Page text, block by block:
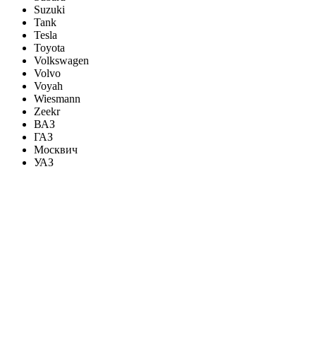
Suzuki
Tank
Tesla
Toyota
Volkswagen
Volvo
Voyah
Wiesmann
Zeekr
ВАЗ
ГАЗ
Москвич
УАЗ